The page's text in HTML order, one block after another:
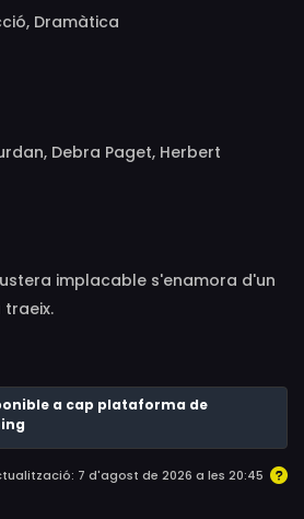
Dramàtica
Debra Paget, Herbert
James Robertson Justice,
Holmes Herbert, Byron
Mario Siletti, Robert R.
implacable s'enamora d'un
a cap plataforma de
7 d'agost de 2026 a les 20:45